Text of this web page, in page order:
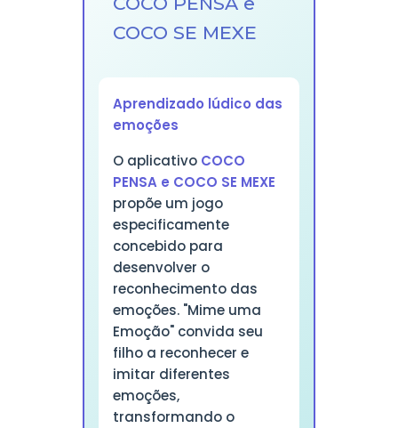
COCO SE MEXE
Aprendizado lúdico das
emoções
O aplicativo COCO
PENSA e COCO SE MEXE
propõe um jogo
especificamente
concebido para
desenvolver o
reconhecimento das
emoções. "Mime uma
Emoção" convida seu
filho a reconhecer e
imitar diferentes
emoções,
transformando o